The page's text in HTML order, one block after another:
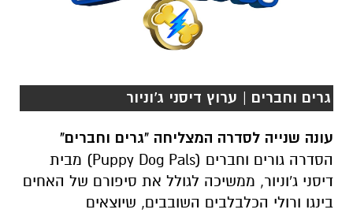
גרים וחברים | ערוץ דיסני ג'וניור
עונה שנייה לסדרה המצליחה "גרים וחברים"
הסדרה גורים וחברים (Puppy Dog Pals) מבית
דיסני ג'וניור, ממשיכה לגולל את סיפורם של האחים
בינגו ורולי הכלבלבים השובבים, שיוצאים